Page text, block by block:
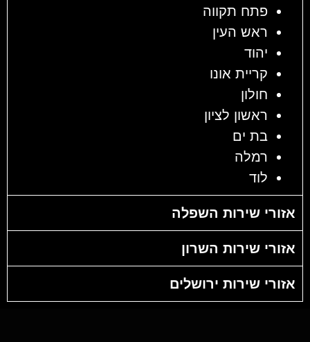
פתח תקווה
ראש העין
יהוד
קריית אונו
חולון
ראשון לציון
בת ים
רמלה
לוד
אזורי שירות השפלה
אזורי שירות השרון
אזורי שירות ירושלים